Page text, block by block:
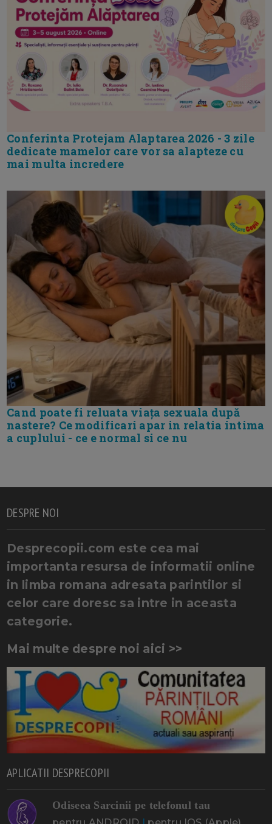
Conferinta Protejam Alaptarea 2026 - 3 zile
dedicate mamelor care vor sa alapteze cu
mai multa incredere
Cand poate fi reluata viața sexuala după
nastere? Ce modificari apar in relatia intima
a cuplului - ce e normal si ce nu
DESPRE NOI
Desprecopii.com este cea mai
importanta resursa de informatii online
in limba romana adresata parintilor si
celor care doresc sa intre in aceasta
categorie.
Mai multe despre noi aici >>
APLICATII DESPRECOPII
Odiseea Sarcinii pe telefonul tau